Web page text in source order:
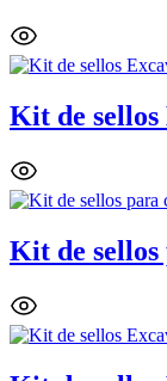
Kit de
Kit de